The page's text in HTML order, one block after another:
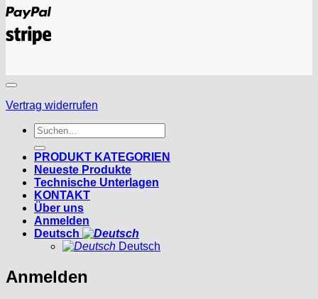
PayPal
Stripe
Vertrag widerrufen
Suchen
nach:
PRODUKT KATEGORIEN
Neueste Produkte
Technische Unterlagen
KONTAKT
Über uns
Anmelden
Deutsch
Deutsch
Anmelden